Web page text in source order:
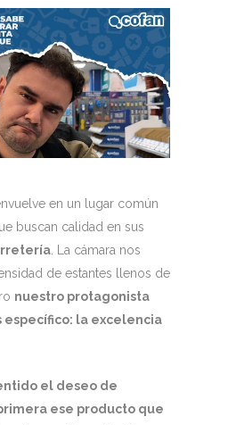
en un lugar común
buscan calidad en sus
. La cámara nos
de estantes llenos de
nuestro protagonista
específico: la excelencia
el deseo de
ese producto que